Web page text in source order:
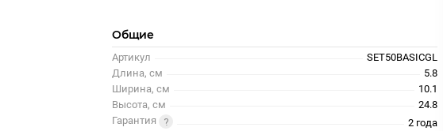
Общие
Артикул
SET50BASICGL
Длина, см
5.8
Ширина, см
10.1
Высота, см
24.8
Гарантия
2 года